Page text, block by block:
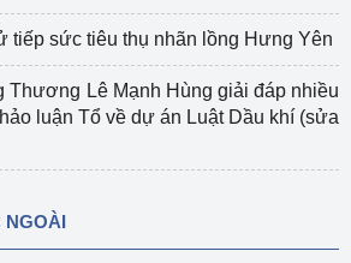
tiếp sức tiêu thụ nhãn lồng Hưng Yên
Thương Lê Mạnh Hùng giải đáp nhiều
luận Tổ về dự án Luật Dầu khí (sửa
NGOÀI